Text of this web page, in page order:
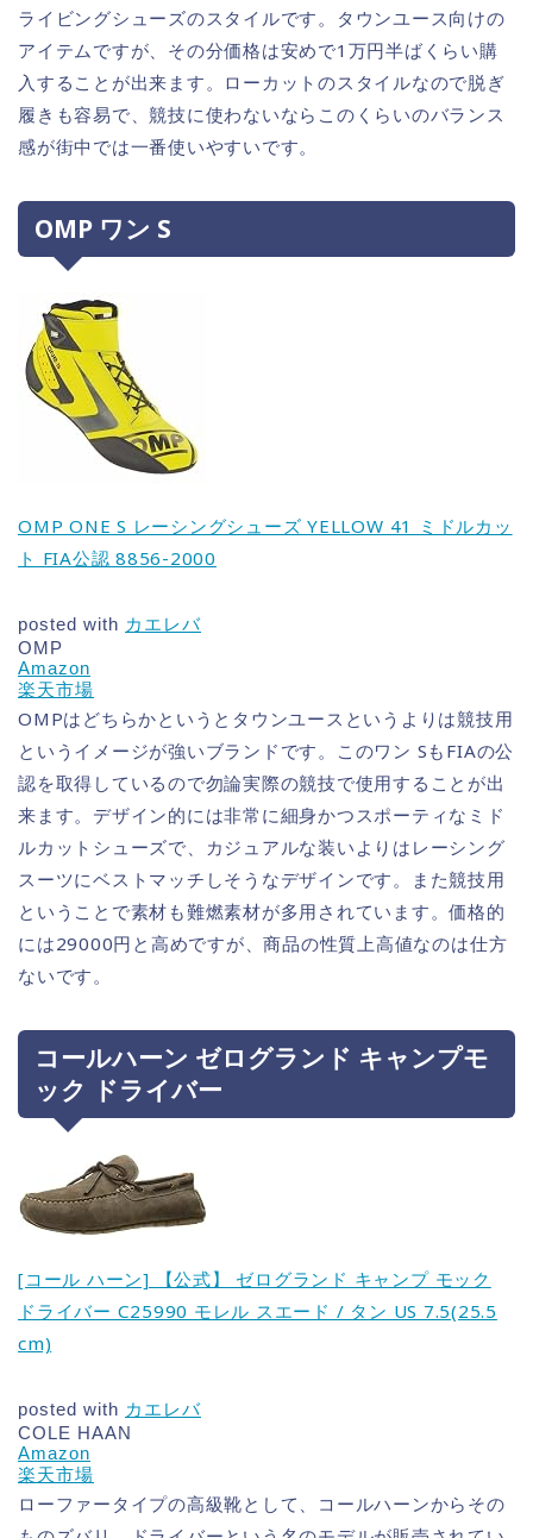
ライビングシューズのスタイルです。タウンユース向けの
アイテムですが、その分価格は安めで1万円半ばくらい購
入することが出来ます。ローカットのスタイルなので脱ぎ
履きも容易で、競技に使わないならこのくらいのバランス
感が街中では一番使いやすいです。
OMP ワン S
OMP ONE S レーシングシューズ YELLOW 41 ミドルカッ
ト FIA公認 8856-2000
posted with カエレバ
OMP
Amazon
楽天市場
OMPはどちらかというとタウンユースというよりは競技用
というイメージが強いブランドです。このワン SもFIAの公
認を取得しているので勿論実際の競技で使用することが出
来ます。デザイン的には非常に細身かつスポーティなミド
ルカットシューズで、カジュアルな装いよりはレーシング
スーツにベストマッチしそうなデザインです。また競技用
ということで素材も難燃素材が多用されています。価格的
には29000円と高めですが、商品の性質上高値なのは仕方
ないです。
コールハーン ゼログランド キャンプモ
ック ドライバー
[コール ハーン] 【公式】 ゼログランド キャンプ モック
ドライバー C25990 モレル スエード / タン US 7.5(25.5
cm)
posted with カエレバ
COLE HAAN
Amazon
楽天市場
ローファータイプの高級靴として、コールハーンからその